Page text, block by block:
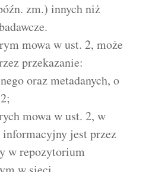
zm.) innych niż
mowa w ust. 2, może
przekazanie:
oraz metadanych, o
mowa w ust. 2, w
jest przez
w repozytorium